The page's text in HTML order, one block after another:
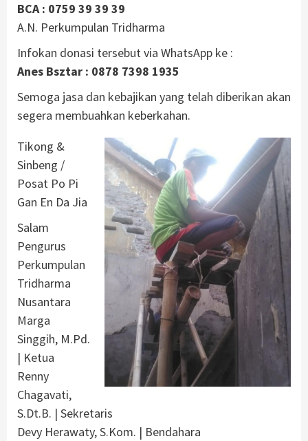
BCA : 0759 39 39 39
A.N. Perkumpulan Tridharma
Infokan donasi tersebut via WhatsApp ke :
Anes Bsztar : 0878 7398 1935
Semoga jasa dan kebajikan yang telah diberikan akan
segera membuahkan keberkahan.
Tikong &
Sinbeng /
Posat Po Pi
Gan En Da Jia
Salam
Pengurus
Perkumpulan
Tridharma
Nusantara
Marga
Singgih, M.Pd.
| Ketua
Renny
Chagavati,
S.Dt.B. | Sekretaris
Devy Herawaty, S.Kom. | Bendahara